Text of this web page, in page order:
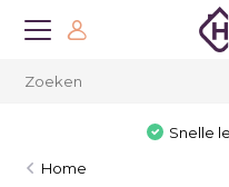
Snelle
Home